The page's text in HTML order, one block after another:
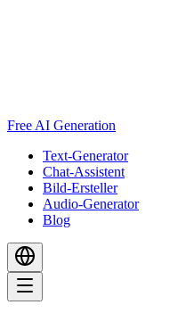
Free AI Generation
Text-Generator
Chat-Assistent
Bild-Ersteller
Audio-Generator
Blog